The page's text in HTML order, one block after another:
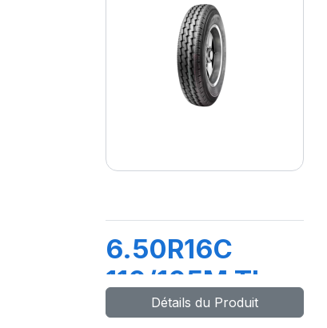
6.50R16C
110/105M TL
LMC4Détails du Produit